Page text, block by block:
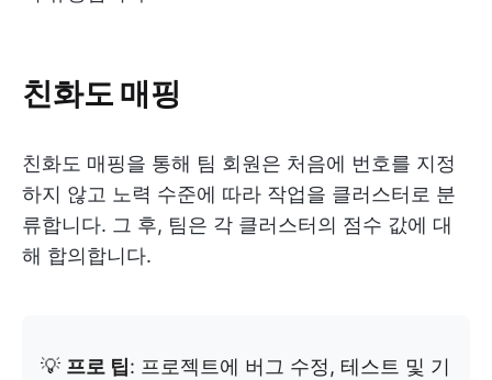
친화도 매핑
친화도 매핑을 통해 팀 회원은 처음에 번호를 지정
하지 않고 노력 수준에 따라 작업을 클러스터로 분
류합니다. 그 후, 팀은 각 클러스터의 점수 값에 대
해 합의합니다.
💡 프로 팁: 프로젝트에 버그 수정, 테스트 및 기